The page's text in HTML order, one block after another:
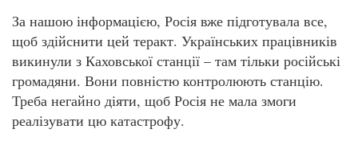
За нашою інформацією, Росія вже підготувала все,
щоб здійснити цей теракт. Українських працівників
викинули з Каховської станції – там тільки російські
громадяни. Вони повністю контролюють станцію.
Треба негайно діяти, щоб Росія не мала змоги
реалізувати цю катастрофу.